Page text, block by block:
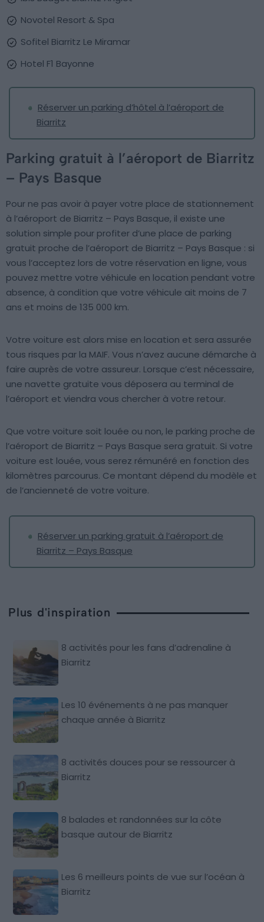
Novotel Resort & Spa
Sofitel Biarritz Le Miramar
Hotel F1 Bayonne
Réserver un parking d’hôtel à l’aéroport de
Biarritz
Parking gratuit à l’aéroport de Biarritz
– Pays Basque
Pour ne pas avoir à payer votre place de stationnement
à l’aéroport de Biarritz – Pays Basque, il existe une
solution simple pour profiter d’une place de parking
gratuit proche de l’aéroport de Biarritz – Pays Basque : si
vous l’acceptez lors de votre réservation en ligne, vous
pouvez mettre votre véhicule en location pendant votre
absence, à condition que votre véhicule ait moins de 7
ans et moins de 135 000 km.
Votre voiture est alors mise en location et sera assurée
tous risques par la MAIF. Vous n’avez aucune démarche à
faire auprès de votre assureur. Lorsque c’est nécessaire,
une navette gratuite vous déposera au terminal de
l’aéroport et viendra vous chercher à votre retour.
Que votre voiture soit louée ou non, le parking proche de
l’aéroport de Biarritz – Pays Basque sera gratuit. Si votre
voiture est louée, vous serez rémunéré en fonction des
kilomètres parcourus. Ce montant dépend du modèle et
de l’ancienneté de votre voiture.
Réserver un parking gratuit à l’aéroport de
Biarritz – Pays Basque
Plus d'inspiration
8 activités pour les fans d’adrenaline à
Biarritz
Les 10 événements à ne pas manquer
chaque année à Biarritz
8 activités douces pour se ressourcer à
Biarritz
8 balades et randonnées sur la côte
basque autour de Biarritz
Les 6 meilleurs points de vue sur l’océan à
Biarritz